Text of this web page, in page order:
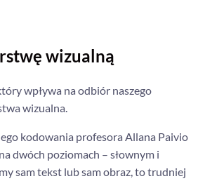
wizualną
wpływa na odbiór naszego
wizualna.
kodowania profesora Allana Paivio
dwóch poziomach – słownym i
sam tekst lub sam obraz, to trudniej